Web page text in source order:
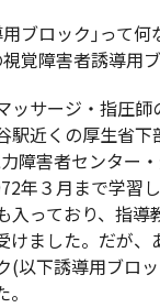
ブロック｣って何
覚障害者誘導用
ッサージ・指圧師
駅近くの厚生省
障害者センター・
年３月まで学習
入っており、指導
けました。だが、
(以下誘導用ブロ